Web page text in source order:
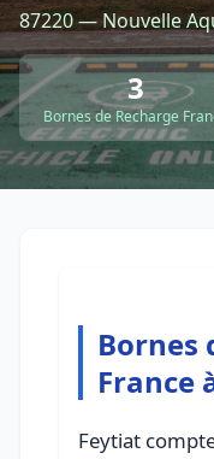
87220 — Nouvelle
3
Bornes de Recharge
Bornes
France
Feytiat